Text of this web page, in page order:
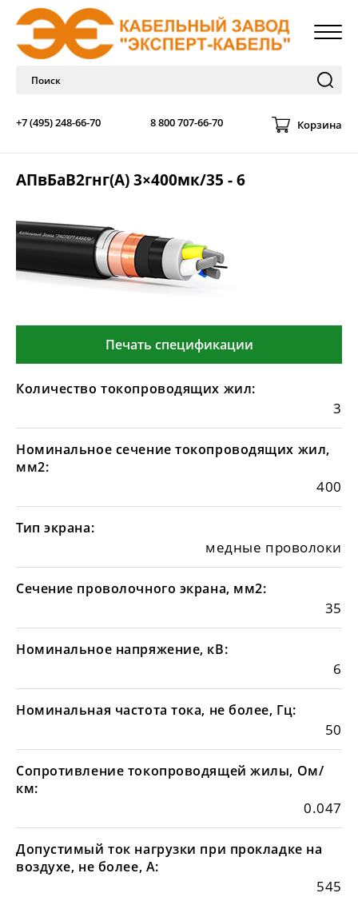
+7 (495) 248-66-70 8 800 707-66-70 Корзина
АПвБаВ2гнг(А) 3×400мк/35 - 6
Печать спецификации
Количество токопроводящих жил:
3
Номинальное сечение токопроводящих жил,
мм2:
400
Тип экрана:
медные проволоки
Сечение проволочного экрана, мм2:
35
Номинальное напряжение, кВ:
6
Номинальная частота тока, не более, Гц:
50
Сопротивление токопроводящей жилы, Ом/
км:
0.047
Допустимый ток нагрузки при прокладке на
воздухе, не более, А:
545